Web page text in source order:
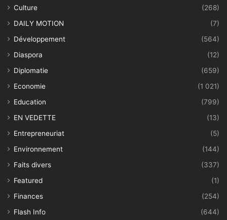
Culture
(268)
DAILY MOTION
(7)
Développement
(564)
Diaspora
(12)
Diplomatie
(659)
Economie
(1 021)
Education
(799)
EN VEDETTE
(13)
Entrepreneuriat
(5)
Environnement
(144)
Faits divers
(337)
Featured
(1)
Finances
(254)
Flash Info
(644)